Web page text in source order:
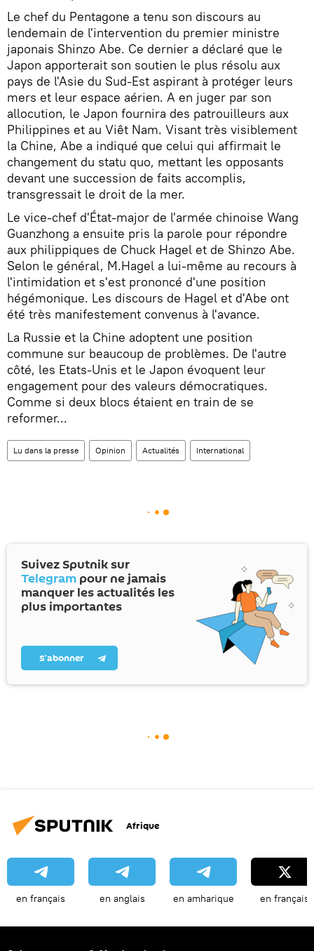
Le chef du Pentagone a tenu son discours au
lendemain de l'intervention du premier ministre
japonais Shinzo Abe. Ce dernier a déclaré que le
Japon apporterait son soutien le plus résolu aux
pays de l'Asie du Sud-Est aspirant à protéger leurs
mers et leur espace aérien. A en juger par son
allocution, le Japon fournira des patrouilleurs aux
Philippines et au Viêt Nam. Visant très visiblement
la Chine, Abe a indiqué que celui qui affirmait le
changement du statu quo, mettant les opposants
devant une succession de faits accomplis,
transgressait le droit de la mer.
Le vice-chef d'État-major de l'armée chinoise Wang
Guanzhong a ensuite pris la parole pour répondre
aux philippiques de Chuck Hagel et de Shinzo Abe.
Selon le général, M.Hagel a lui-même au recours à
l'intimidation et s'est prononcé d'une position
hégémonique. Les discours de Hagel et d'Abe ont
été très manifestement convenus à l'avance.
La Russie et la Chine adoptent une position
commune sur beaucoup de problèmes. De l'autre
côté, les Etats-Unis et le Japon évoquent leur
engagement pour des valeurs démocratiques.
Comme si deux blocs étaient en train de se
reformer...
Lu dans la presse Opinion Actualités International
Suivez Sputnik sur
Telegram pour ne jamais
manquer les actualités les
plus importantes
S’abonner
Afrique
en français en anglais en amharique en français